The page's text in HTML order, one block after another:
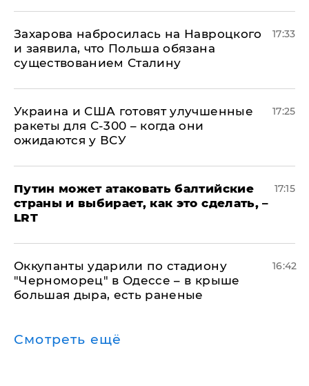
​Захарова набросилась на Навроцкого
и заявила, что Польша обязана
существованием Сталину
17:33
Украина и США готовят улучшенные
ракеты для С-300 – когда они
ожидаются у ВСУ
17:25
Путин может атаковать балтийские
страны и выбирает, как это сделать, –
LRT
17:15
Оккупанты ударили по стадиону
"Черноморец" в Одессе – в крыше
большая дыра, есть раненые
16:42
Смотреть ещё